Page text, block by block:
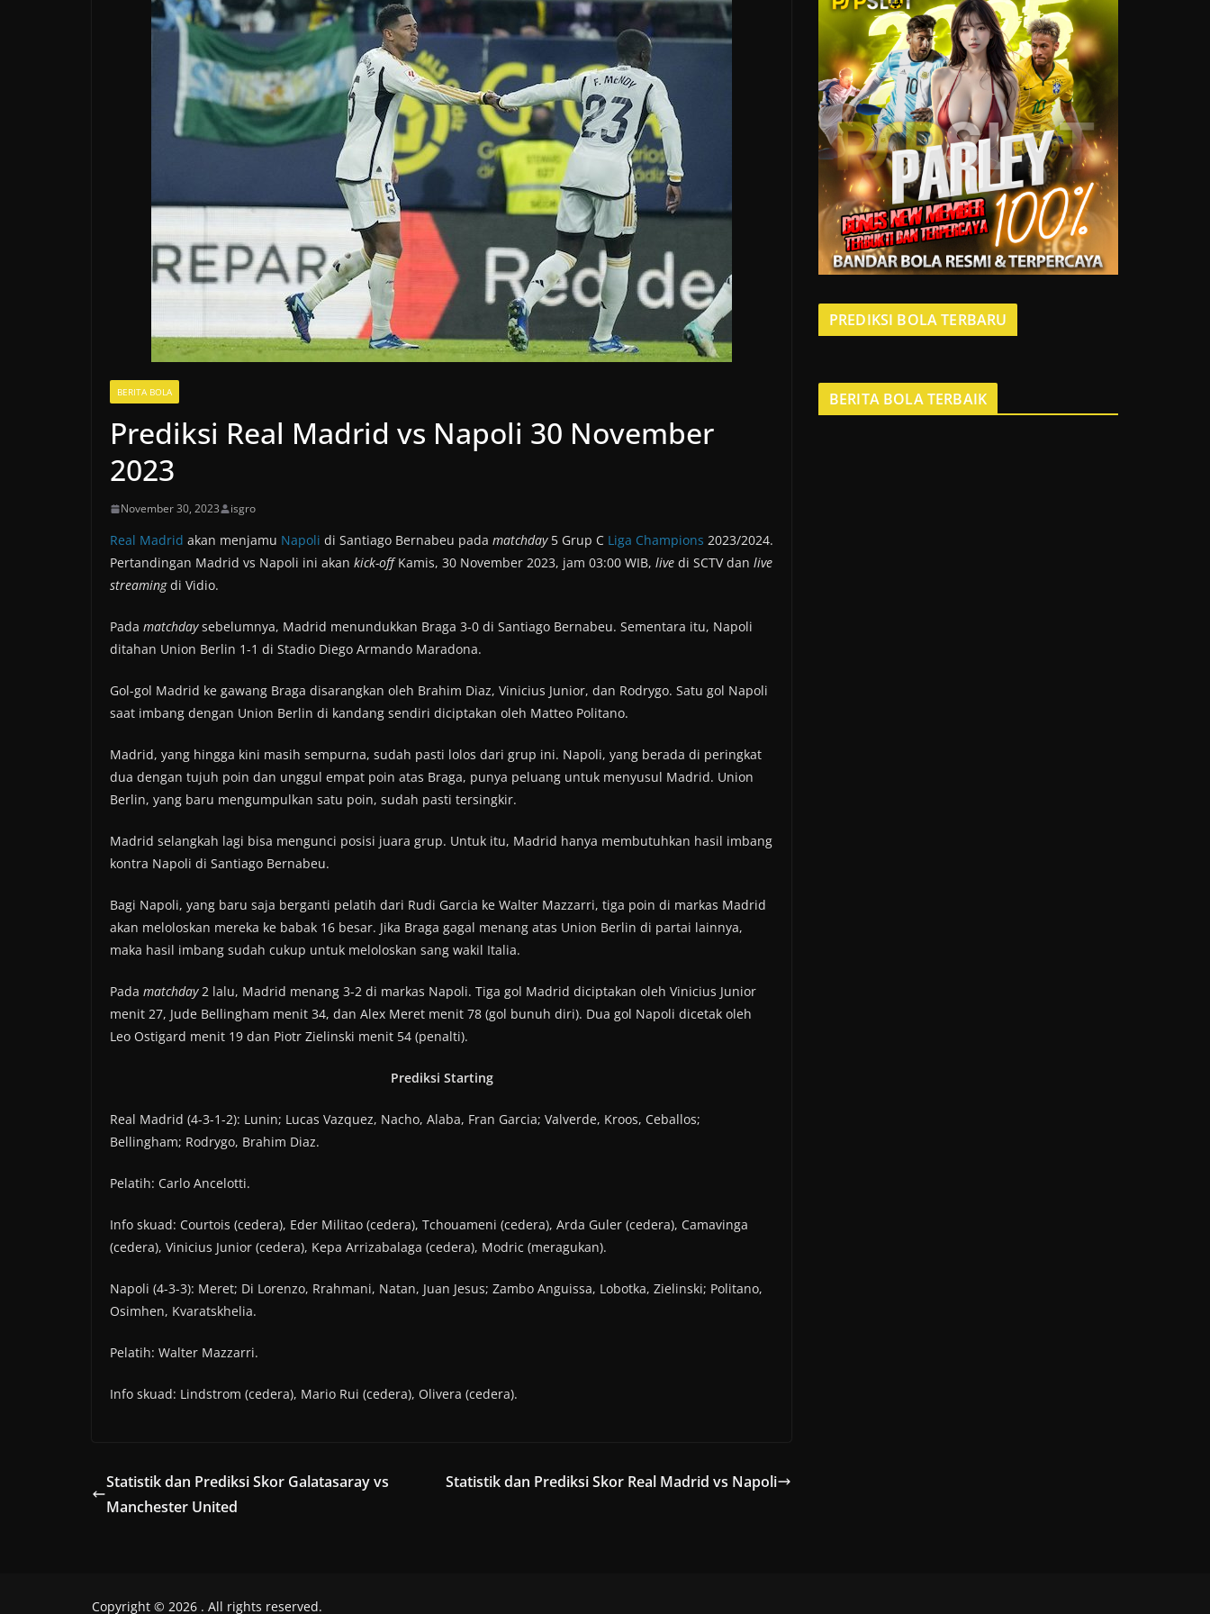
BERITA BOLA
Prediksi Real Madrid vs Napoli 30 November
2023
November 30, 2023 isgro
Real Madrid akan menjamu Napoli di Santiago Bernabeu pada matchday5 Grup C Liga Champions 2023/2024.
Pertandingan Madrid vs Napoli ini akan kick-offKamis, 30 November 2023, jam 03:00 WIB, live di SCTV dan live
streamingdi Vidio.
Pada matchdaysebelumnya, Madrid menundukkan Braga 3-0 di Santiago Bernabeu. Sementara itu, Napoli
ditahan Union Berlin 1-1 di Stadio Diego Armando Maradona.
Gol-gol Madrid ke gawang Braga disarangkan oleh Brahim Diaz, Vinicius Junior, dan Rodrygo. Satu gol Napoli
saat imbang dengan Union Berlin di kandang sendiri diciptakan oleh Matteo Politano.
Madrid, yang hingga kini masih sempurna, sudah pasti lolos dari grup ini. Napoli, yang berada di peringkat
dua dengan tujuh poin dan unggul empat poin atas Braga, punya peluang untuk menyusul Madrid. Union
Berlin, yang baru mengumpulkan satu poin, sudah pasti tersingkir.
Madrid selangkah lagi bisa mengunci posisi juara grup. Untuk itu, Madrid hanya membutuhkan hasil imbang
kontra Napoli di Santiago Bernabeu.
Bagi Napoli, yang baru saja berganti pelatih dari Rudi Garcia ke Walter Mazzarri, tiga poin di markas Madrid
akan meloloskan mereka ke babak 16 besar. Jika Braga gagal menang atas Union Berlin di partai lainnya,
maka hasil imbang sudah cukup untuk meloloskan sang wakil Italia.
Pada matchday2 lalu, Madrid menang 3-2 di markas Napoli. Tiga gol Madrid diciptakan oleh Vinicius Junior
menit 27, Jude Bellingham menit 34, dan Alex Meret menit 78 (gol bunuh diri). Dua gol Napoli dicetak oleh
Leo Ostigard menit 19 dan Piotr Zielinski menit 54 (penalti).
Prediksi Starting
Real Madrid (4-3-1-2): Lunin; Lucas Vazquez, Nacho, Alaba, Fran Garcia; Valverde, Kroos, Ceballos;
Bellingham; Rodrygo, Brahim Diaz.
Pelatih: Carlo Ancelotti.
Info skuad: Courtois (cedera), Eder Militao (cedera), Tchouameni (cedera), Arda Guler (cedera), Camavinga
(cedera), Vinicius Junior (cedera), Kepa Arrizabalaga (cedera), Modric (meragukan).
Napoli (4-3-3): Meret; Di Lorenzo, Rrahmani, Natan, Juan Jesus; Zambo Anguissa, Lobotka, Zielinski; Politano,
Osimhen, Kvaratskhelia.
Pelatih: Walter Mazzarri.
Info skuad: Lindstrom (cedera), Mario Rui (cedera), Olivera (cedera).
Statistik dan Prediksi Skor Galatasaray vs
Manchester United
Statistik dan Prediksi Skor Real Madrid vs Napoli
PREDIKSI BOLA TERBARU
BERITA BOLA TERBAIK
Copyright © 2026 . All rights reserved.